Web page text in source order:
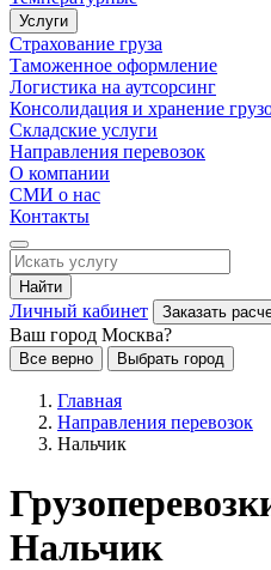
Услуги
Страхование груза
Таможенное оформление
Логистика на аутсорсинг
Консолидация и хранение
Складские услуги
Направления перевозок
О компании
СМИ о нас
Контакты
Найти
Личный кабинет Заказать
Ваш город Москва?
Все верно Выбрать город
Главная
Направления перевозок
Нальчик
Нальчик